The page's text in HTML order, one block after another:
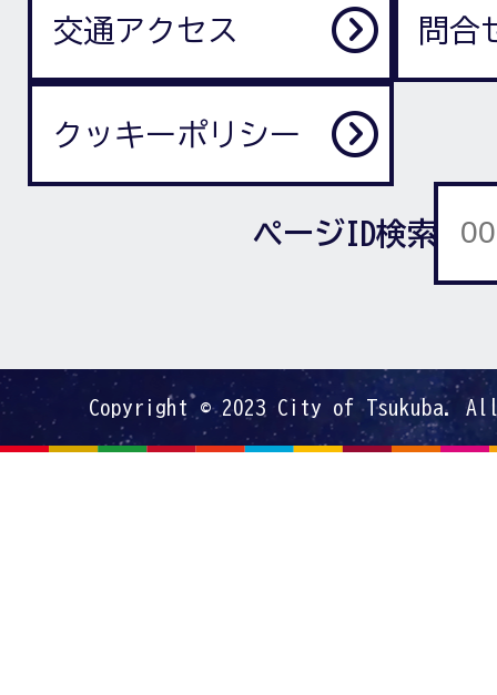
交通アクセス 問合
クッキーポリシー
ページID検索
Copyright © 2023 City of Tsukuba.